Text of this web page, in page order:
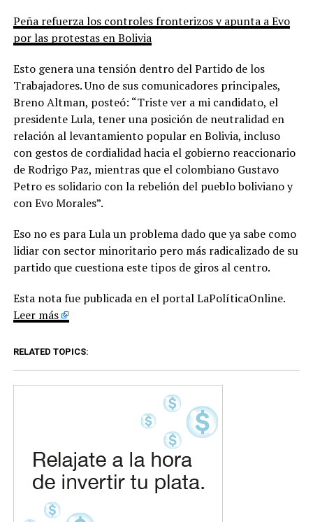
Peña refuerza los controles fronterizos y apunta a Evo
por las protestas en Bolivia
Esto genera una tensión dentro del Partido de los
Trabajadores. Uno de sus comunicadores principales,
Breno Altman, posteó: “Triste ver a mi candidato, el
presidente Lula, tener una posición de neutralidad en
relación al levantamiento popular en Bolivia, incluso
con gestos de cordialidad hacia el gobierno reaccionario
de Rodrigo Paz, mientras que el colombiano Gustavo
Petro es solidario con la rebelión del pueblo boliviano y
con Evo Morales”.
Eso no es para Lula un problema dado que ya sabe como
lidiar con sector minoritario pero más radicalizado de su
partido que cuestiona este tipos de giros al centro.
Esta nota fue publicada en el portal LaPolíticaOnline.
Leer más
RELATED TOPICS: